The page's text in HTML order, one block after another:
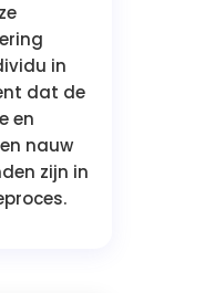
in
dat de
en
nauw
zijn in